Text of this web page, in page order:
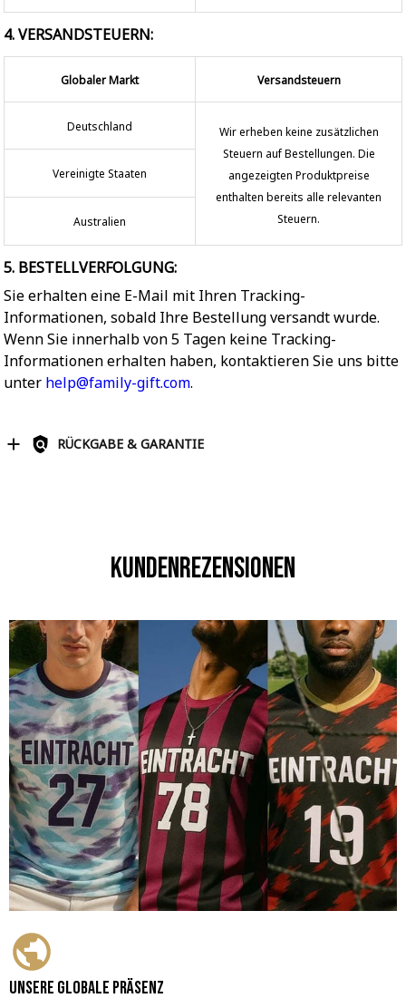
4. VERSANDSTEUERN:
Globaler Markt Versandsteuern
Deutschland
Wir erheben keine zusätzlichen
Steuern auf Bestellungen. Die
angezeigten Produktpreise
enthalten bereits alle relevanten
Steuern.
Vereinigte Staaten
Australien
5. BESTELLVERFOLGUNG:
Sie erhalten eine E-Mail mit Ihren Tracking-
Informationen, sobald Ihre Bestellung versandt wurde.
Wenn Sie innerhalb von 5 Tagen keine Tracking-
Informationen erhalten haben, kontaktieren Sie uns bitte
unter help@family-gift.com.
RÜCKGABE & GARANTIE
Kundenrezensionen
Unsere globale Präsenz